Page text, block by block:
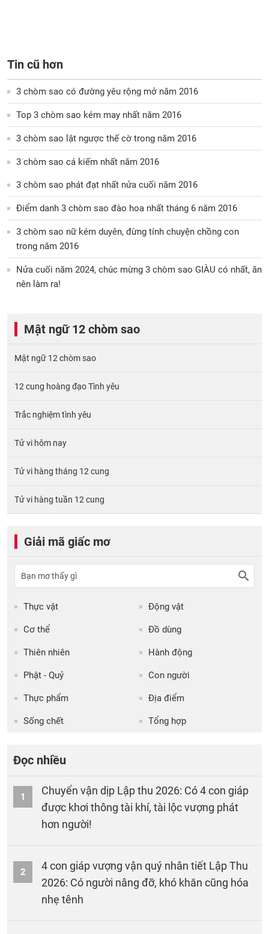
Tin cũ hơn
3 chòm sao có đường yêu rộng mở năm 2016
Top 3 chòm sao kém may nhất năm 2016
3 chòm sao lật ngược thế cờ trong năm 2016
3 chòm sao cá kiếm nhất năm 2016
3 chòm sao phát đạt nhất nửa cuối năm 2016
Điểm danh 3 chòm sao đào hoa nhất tháng 6 năm 2016
3 chòm sao nữ kém duyên, đừng tính chuyện chồng con
trong năm 2016
Nửa cuối năm 2024, chúc mừng 3 chòm sao GIÀU có nhất, ăn
nên làm ra!
Mật ngữ 12 chòm sao
Mật ngữ 12 chòm sao
12 cung hoàng đạo Tình yêu
Trắc nghiệm tình yêu
Tử vi hôm nay
Tử vi hàng tháng 12 cung
Tử vi hàng tuần 12 cung
Giải mã giấc mơ
Thực vật Động vật
Cơ thể Đồ dùng
Thiên nhiên Hành động
Phật - Quỷ Con người
Thực phẩm Địa điểm
Sống chết Tổng hợp
Đọc nhiều
1
Chuyển vận dịp Lập thu 2026: Có 4 con giáp
được khơi thông tài khí, tài lộc vượng phát
hơn người!
2
4 con giáp vượng vận quý nhân tiết Lập Thu
2026: Có người nâng đỡ, khó khăn cũng hóa
nhẹ tênh